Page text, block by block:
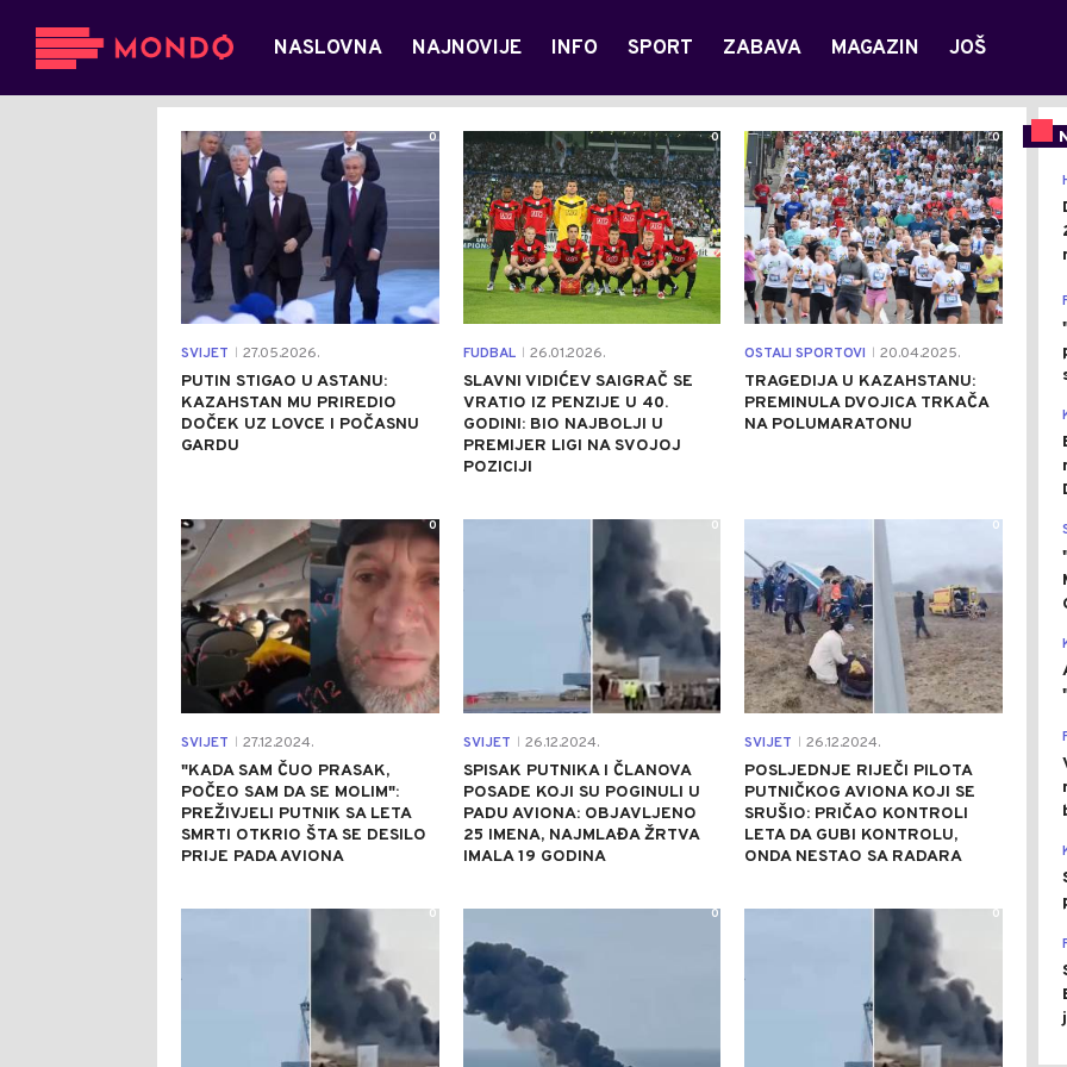
NASLOVNA NAJNOVIJE INFO SPORT ZABAVA MAGAZIN JOŠ
SVIJET 27.05.2026.
PUTIN STIGAO U ASTANU:
KAZAHSTAN MU PRIREDIO
DOČEK UZ LOVCE I POČASNU
GARDU
0
FUDBAL 26.01.2026.
SLAVNI VIDIĆEV SAIGRAČ SE
VRATIO IZ PENZIJE U 40.
GODINI: BIO NAJBOLJI U
PREMIJER LIGI NA SVOJOJ
POZICIJI
0
OSTALI SPORTOVI 20.04.2025.
TRAGEDIJA U KAZAHSTANU:
PREMINULA DVOJICA TRKAČA
NA POLUMARATONU
0
SVIJET 27.12.2024.
"KADA SAM ČUO PRASAK,
POČEO SAM DA SE MOLIM":
PREŽIVJELI PUTNIK SA LETA
SMRTI OTKRIO ŠTA SE DESILO
PRIJE PADA AVIONA
0
SVIJET 26.12.2024.
SPISAK PUTNIKA I ČLANOVA
POSADE KOJI SU POGINULI U
PADU AVIONA: OBJAVLJENO
25 IMENA, NAJMLAĐA ŽRTVA
IMALA 19 GODINA
0
SVIJET 26.12.2024.
POSLJEDNJE RIJEČI PILOTA
PUTNIČKOG AVIONA KOJI SE
SRUŠIO: PRIČAO KONTROLI
LETA DA GUBI KONTROLU,
ONDA NESTAO SA RADARA
0
0 0 0